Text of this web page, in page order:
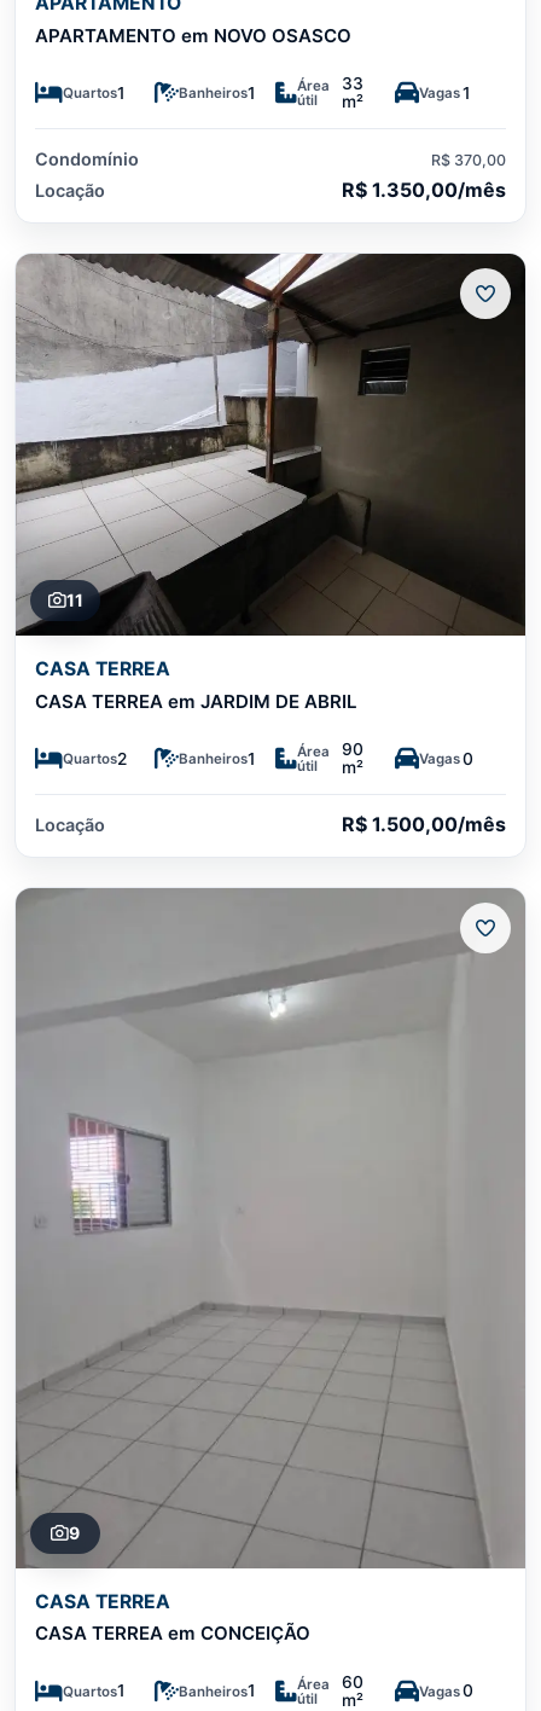
APARTAMENTO em NOVO OSASCO
Quartos1 Banheiros1
Área
útil
33
m²
Vagas1
Condomínio R$ 370,00
Locação R$ 1.350,00/mês
11
CASA TERREA
CASA TERREA em JARDIM DE ABRIL
Quartos2 Banheiros1
Área
útil
90
m²
Vagas0
Locação R$ 1.500,00/mês
9
CASA TERREA
CASA TERREA em CONCEIÇÃO
Quartos1 Banheiros1
Área
útil
60
m²
Vagas0